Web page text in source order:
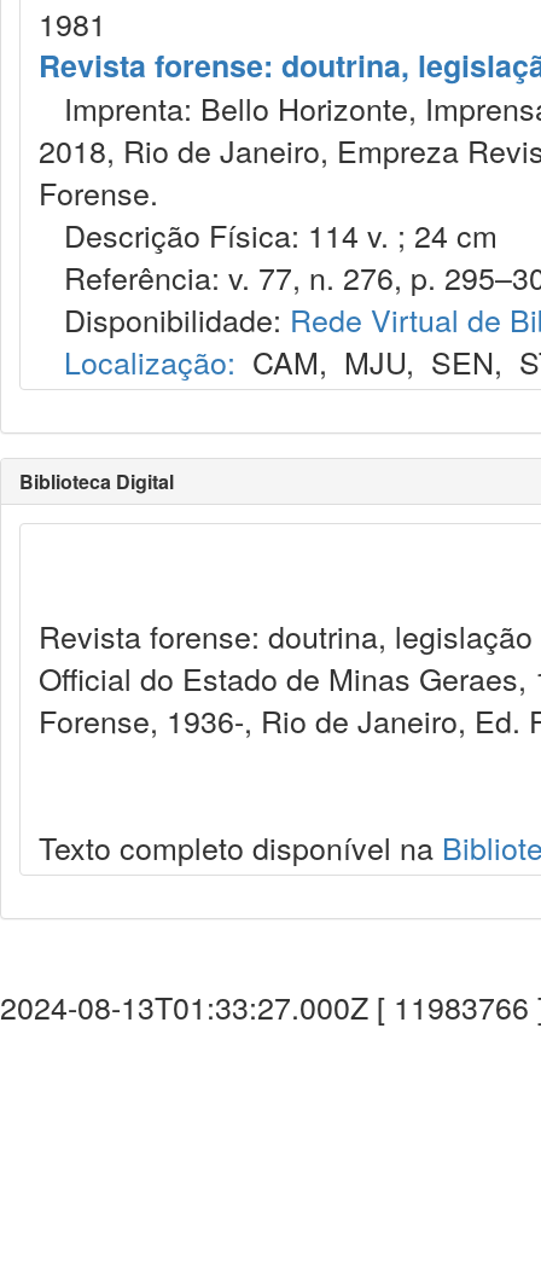
1981
Revista forense: doutrina,
Imprenta: Bello Horizonte,
2018, Rio de Janeiro, Empreza
Forense.
Descrição Física: 114 v. ; 24 cm
Referência: v. 77, n. 276, p.
Disponibilidade: Rede Virtual de
Localização: CAM, MJU, SEN,
Biblioteca Digital
Revista forense: doutrina,
Official do Estado de Minas
Forense, 1936-, Rio de Janeiro, Ed.
Texto completo disponível na
2024-08-13T01:33:27.000Z [ 11983766